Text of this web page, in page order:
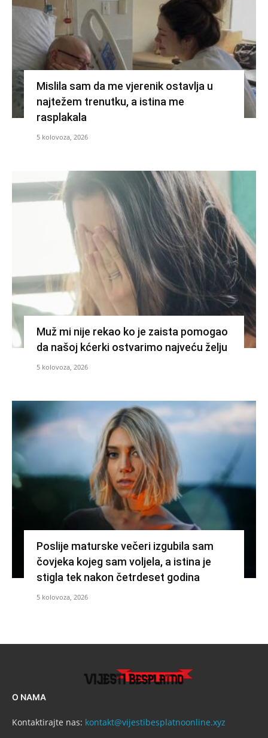
Mislila sam da me vjerenik ostavlja u
najtežem trenutku, a istina me
rasplakala
5 kolovoza, 2026
Muž mi nije rekao ko je zaista pomogao
da našoj kćerki ostvarimo najveću želju
5 kolovoza, 2026
Poslije maturske večeri izgubila sam
čovjeka kojeg sam voljela, a istina je
stigla tek nakon četrdeset godina
5 kolovoza, 2026
O NAMA
Kontaktirajte nas: kontakt@vijestibesplatnoonline.xyz